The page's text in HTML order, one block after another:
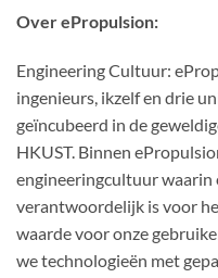
Over ePropulsion:
Engineering Cultuur:
ingenieurs, ikzelf en drie
geïncubeerd in de
HKUST. Binnen
engineeringcultuur waarin
verantwoordelijk is voor
waarde voor onze
we technologieën met